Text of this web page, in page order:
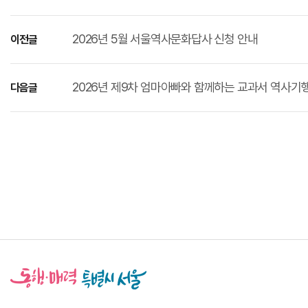
이전글 2026년 5월 서울역사문화답사 신청 안내
다음글 2026년 제9차 엄마아빠와 함께하는 교과서 역사기